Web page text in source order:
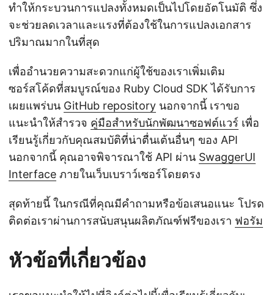
ทำให้กระบวนการแปลงทั้งหมดเป็นไปโดยอัตโนมัติ ซึ่ง
จะช่วยลดเวลาและแรงที่ต้องใช้ในการแปลงเอกสาร
ปริมาณมากในที่สุด
เพื่ออำนวยความสะดวกแก่ผู้ใช้ของเราเพิ่มเติม
ซอร์สโค้ดที่สมบูรณ์ของ Ruby Cloud SDK ได้รับการ
เผยแพร่บน GitHub repository นอกจากนี้ เราขอ
แนะนำให้สำรวจ คู่มือสำหรับนักพัฒนาซอฟต์แวร์ เพื่อ
เรียนรู้เกี่ยวกับคุณสมบัติที่น่าตื่นเต้นอื่นๆ ของ API
นอกจากนี้ คุณอาจพิจารณาใช้ API ผ่าน SwaggerUI
Interface ภายในเว็บเบราว์เซอร์โดยตรง
สุดท้ายนี้ ในกรณีที่คุณมีคำถามหรือข้อเสนอแนะ โปรด
ติดต่อเราผ่านการสนับสนุนผลิตภัณฑ์ฟรีของเรา ฟอรัม
หัวข้อที่เกี่ยวข้อง